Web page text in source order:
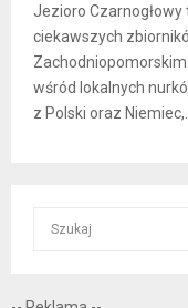
Jezioro Czarnogłowy
ciekawszych
wśród lokalnych
z Polski oraz Niemiec,...